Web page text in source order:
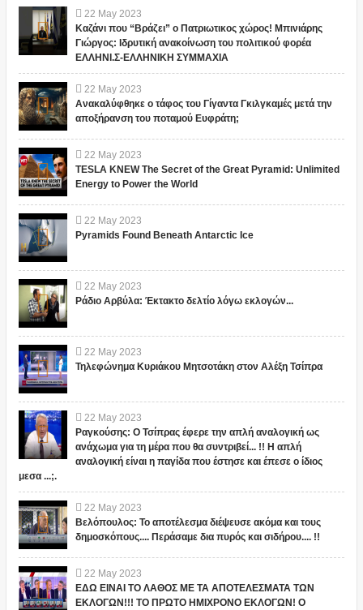
22 May 2023
Καζάνι που “Βράζει” ο Πατριωτικος χώρος! Μπινιάρης
Γιώργος: Ιδρυτική ανακοίνωση του πολιτικού φορέα
ΕΛΛΗΝΙ.Σ-ΕΛΛΗΝΙΚΗ ΣΥΜΜΑΧΙΑ
22 May 2023
Ανακαλύφθηκε ο τάφος του Γίγαντα Γκιλγκαμές μετά την
αποξήρανση του ποταμού Ευφράτη;
22 May 2023
TESLA KNEW The Secret of the Great Pyramid: Unlimited
Energy to Power the World
22 May 2023
Pyramids Found Beneath Antarctic Ice
22 May 2023
Ράδιο Αρβύλα: Έκτακτο δελτίο λόγω εκλογών...
22 May 2023
Τηλεφώνημα Κυριάκου Μητσοτάκη στον Αλέξη Τσίπρα
22 May 2023
Ραγκούσης: Ο Τσίπρας έφερε την απλή αναλογική ως
ανάχωμα για τη μέρα που θα συντριβεί... !! Η απλή
αναλογική είναι η παγίδα που έστησε και έπεσε ο ίδιος
μεσα ...;.
22 May 2023
Βελόπουλος: Το αποτέλεσμα διέψευσε ακόμα και τους
δημοσκόπους.... Περάσαμε δια πυρός και σιδήρου.... !!
22 May 2023
ΕΔΩ ΕΙΝΑΙ ΤΟ ΛΑΘΟΣ ΜΕ ΤΑ ΑΠΟΤΕΛΕΣΜΑΤΑ ΤΩΝ
ΕΚΛΟΓΩΝ!!! ΤΟ ΠΡΩΤΟ ΗΜΙΧΡΟΝΟ ΕΚΛΟΓΩΝ! Ο